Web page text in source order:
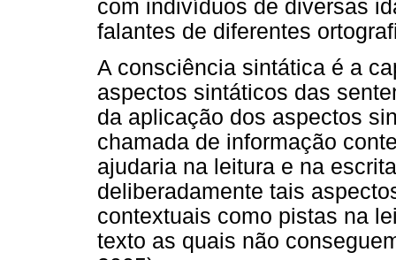
com indivíduos de diversas
falantes de diferentes
A consciência sintática é a
aspectos sintáticos das
da aplicação dos aspectos
chamada de informação
ajudaria na leitura e na
deliberadamente tais
contextuais como pistas na
texto as quais não